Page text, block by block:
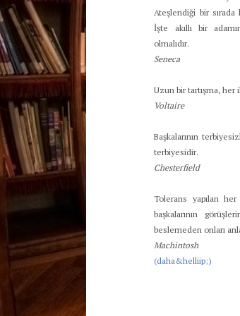
Ateşlendiği bir
İşte akıllı bir
olmalıdır.
Seneca
Uzun bir tartışma, her
Voltaire
Başkalarının
terbiyesidir.
Chesterfield
Tolerans yapılan
başkalarının
beslemeden onları
Machintosh
(daha&helliip;)